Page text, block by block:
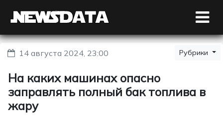
14 августа 2024, 23:00 Рубрики
На каких машинах опасно
заправлять полный бак топлива в
жару